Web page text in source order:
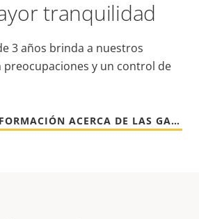
tranquilidad
3 años brinda a nuestros
preocupaciones y un control de
OBTENGA MÁS INFORMACIÓN ACERCA DE LAS GARANTÍAS DE AXIS